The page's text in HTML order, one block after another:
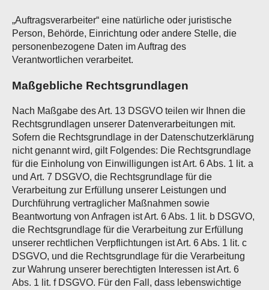
„Auftragsverarbeiter“ eine natürliche oder juristische
Person, Behörde, Einrichtung oder andere Stelle, die
personenbezogene Daten im Auftrag des
Verantwortlichen verarbeitet.
Maßgebliche Rechtsgrundlagen
Nach Maßgabe des Art. 13 DSGVO teilen wir Ihnen die
Rechtsgrundlagen unserer Datenverarbeitungen mit.
Sofern die Rechtsgrundlage in der Datenschutzerklärung
nicht genannt wird, gilt Folgendes: Die Rechtsgrundlage
für die Einholung von Einwilligungen ist Art. 6 Abs. 1 lit. a
und Art. 7 DSGVO, die Rechtsgrundlage für die
Verarbeitung zur Erfüllung unserer Leistungen und
Durchführung vertraglicher Maßnahmen sowie
Beantwortung von Anfragen ist Art. 6 Abs. 1 lit. b DSGVO,
die Rechtsgrundlage für die Verarbeitung zur Erfüllung
unserer rechtlichen Verpflichtungen ist Art. 6 Abs. 1 lit. c
DSGVO, und die Rechtsgrundlage für die Verarbeitung
zur Wahrung unserer berechtigten Interessen ist Art. 6
Abs. 1 lit. f DSGVO. Für den Fall, dass lebenswichtige